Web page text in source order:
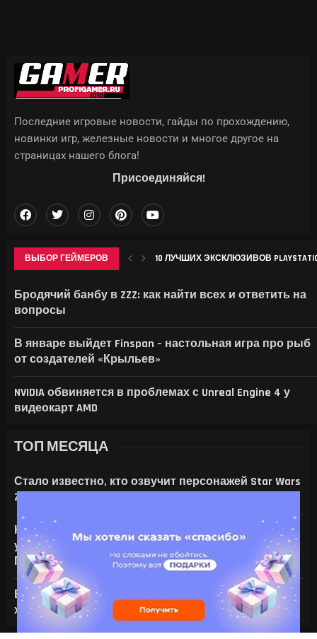
ВЫБОР ГЕЙМЕРОВ 10 ЛУЧШИХ ЭКСКЛЮЗИВОВ
Бродячий банбу в ZZZ: как найти всех и ответить на
вопросы
В январе выйдет Finspan – настольная игра про рыб
от создателей «Крыльев»
NVIDIA обвиняется в проблемах с Unreal Engine 4 у
видеокарт AMD
Последние игровые новости, гайды по прохождению,
новинки игр, железные новости и многое другое на
страницах нашего блога!
Присоединяйся!
ТОП МЕСЯЦА
Стало известно, кто озвучит персонажей Star Wars
Zero Company
На что только не идут ради ИИ — энтузиаст
установил серверную NVIDIA Tesla V100 в игровой
ПК с RTX 4080
Все амулеты и кольца в Gothic 1 Remake:
характеристики и способы получения